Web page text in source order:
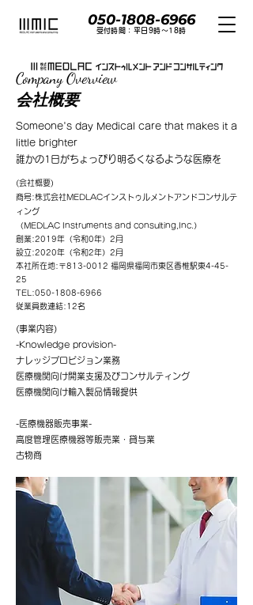
050-1808-6966
​受付時間：平日9時〜18時
Company Overview
Company Overview
会社概要
Someone's day Medical care that makes it a
little brighter
誰かの1日がちょっぴり明るくなるような医療を
(会社概要)
商号:株式会社MEDLACインストゥルメントアンドコンサルテ
ィング
（MEDLAC Instruments and consulting,Inc.）
創業:2019年（令和0年）2月
設立:2020年（令和2年）2月
本社所在地:〒813-0012 福岡県福岡市東区香椎駅東4-45-
25
TEL:050-1808-6966
従業員数連結:12名
(事業内容)
-Knowledge provision-
ナレッジプロビジョン業務
医療機関向け開業支援及びコンサルティング
医療機関向け輸入製品情報提供
-医療機器販売事業-
高度管理医療機器等販売業・貸与業
古物商